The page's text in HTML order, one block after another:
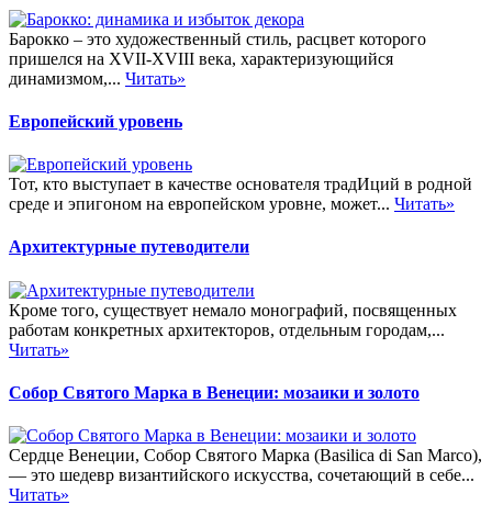
Барокко – это художественный стиль, расцвет которого
пришелся на XVII-XVIII века, характеризующийся
динамизмом,... Читать»
Европейский уровень
Тот, кто выступает в качестве основателя традИций в родной
среде и эпигоном на европейском уровне, может... Читать»
Архитектурные путеводители
Кроме того, существует немало монографий, посвященных
работам конкретных архитекторов, отдельным городам,...
Читать»
Собор Святого Марка в Венеции: мозаики и золото
Сердце Венеции, Собор Святого Марка (Basilica di San Marco),
— это шедевр византийского искусства, сочетающий в себе...
Читать»